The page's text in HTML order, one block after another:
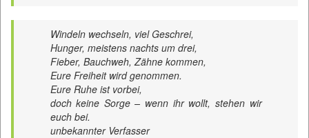
Windeln wechseln, viel Geschrei,
Hunger, meistens nachts um drei,
Fieber, Bauchweh, Zähne kommen,
Eure Freiheit wird genommen.
Eure Ruhe ist vorbei,
doch keine Sorge – wenn ihr wollt, stehen wir
euch bei.
unbekannter Verfasser